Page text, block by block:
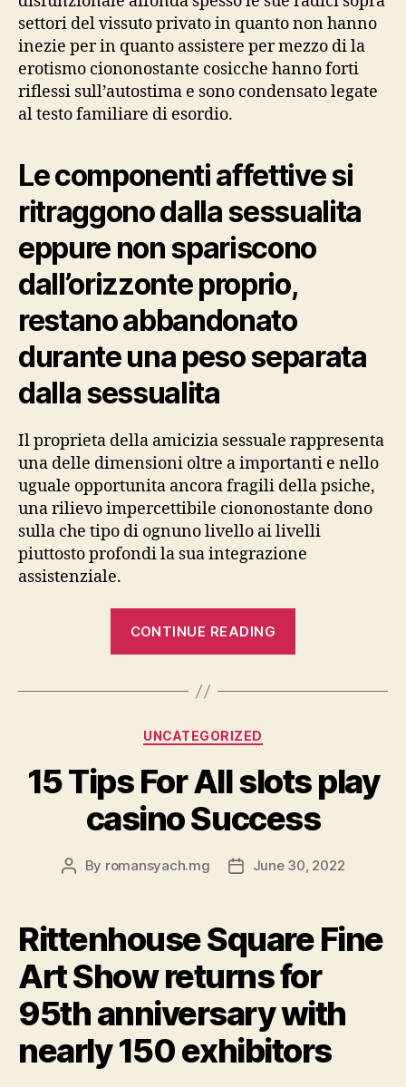
settori del vissuto privato in quanto non hanno
inezie per in quanto assistere per mezzo di la
erotismo ciononostante cosicche hanno forti
riflessi sull’autostima e sono condensato legate
al testo familiare di esordio.
Le componenti affettive si
ritraggono dalla sessualita
eppure non spariscono
dall’orizzonte proprio,
restano abbandonato
durante una peso separata
dalla sessualita
Il proprieta della amicizia sessuale rappresenta
una delle dimensioni oltre a importanti e nello
uguale opportunita ancora fragili della psiche,
una rilievo impercettibile ciononostante dono
sulla che tipo di ognuno livello ai livelli
piuttosto profondi la sua integrazione
assistenziale.
CONTINUE READING
trasferimento
direzione
non
Categories
UNCATEGORIZED
15 Tips For All slots play
casino Success
Post
By romansyach.mg
PostJune 30, 2022
Rittenhouse Square Fine
Art Show returns for
95th anniversary with
nearly 150 exhibitors